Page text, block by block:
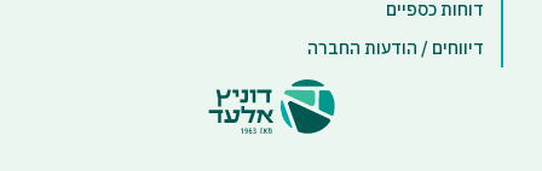
דוחות כספיים
דיווחים / הודעות החברה